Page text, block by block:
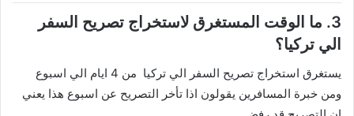
3. ما الوقت المستغرق لاستخراج تصريح السفر
الي تركيا؟
يستغرق استخراج تصريح السفر الي تركيا من 4 ايام الي اسبوع
ومن خبرة المسافرين يقولون اذا تأخر التصريح عن اسبوع هذا يعني